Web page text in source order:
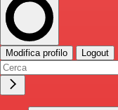
Modifica profilo Logout